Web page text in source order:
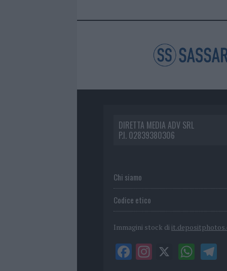
DIRETTA MEDIA ADV SRL
P.I. 02839380306
Chi siamo
Codice etico
Immagini stock di